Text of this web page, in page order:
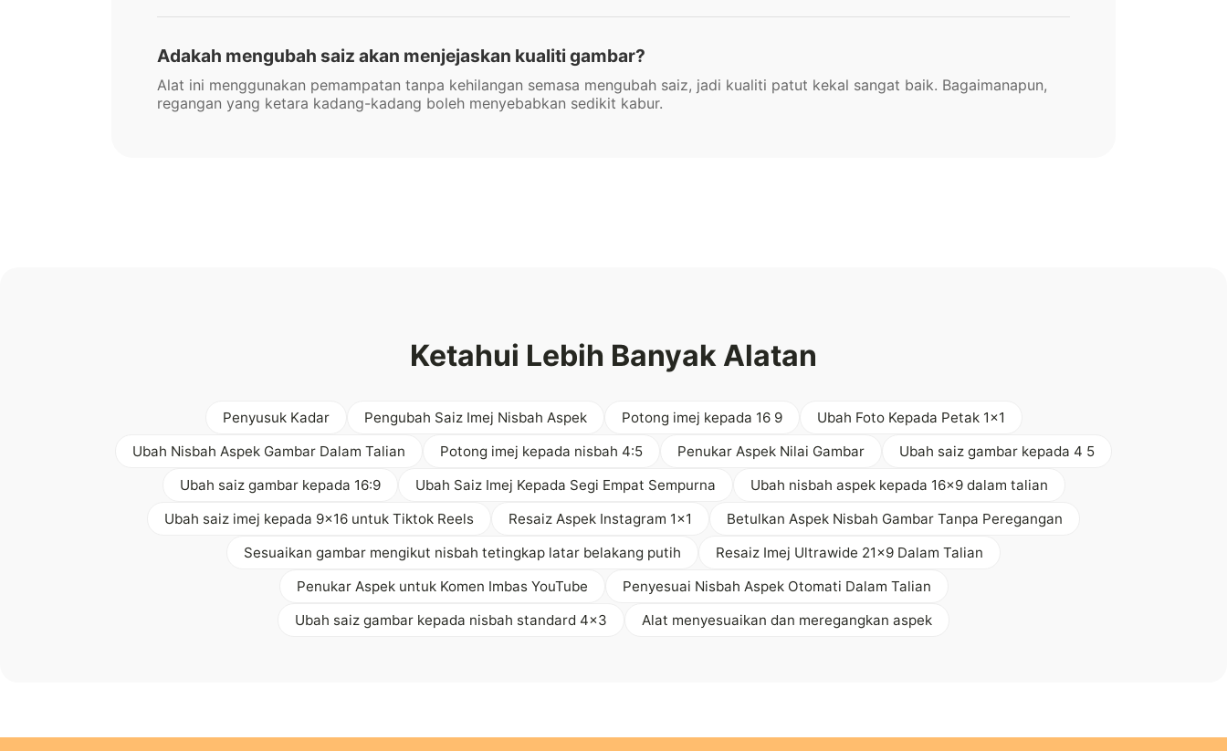
Adakah mengubah saiz akan menjejaskan kualiti gambar?
Alat ini menggunakan pemampatan tanpa kehilangan semasa mengubah saiz, jadi kualiti patut kekal sangat baik. Bagaimanapun,
regangan yang ketara kadang-kadang boleh menyebabkan sedikit kabur.
Ketahui Lebih Banyak Alatan
Penyusuk Kadar Pengubah Saiz Imej Nisbah Aspek Potong imej kepada 16 9
Ubah Foto Kepada Petak 1x1
Ubah Nisbah Aspek Gambar Dalam Talian
Potong imej kepada nisbah 4:5 Penukar Aspek Nilai Gambar
Ubah saiz gambar kepada 4 5
Ubah saiz gambar kepada 16:9
Ubah Saiz Imej Kepada Segi Empat Sempurna
Ubah nisbah aspek kepada 16x9 dalam talian
Ubah saiz imej kepada 9x16 untuk Tiktok Reels
Resaiz Aspek Instagram 1x1
Betulkan Aspek Nisbah Gambar Tanpa Peregangan
Sesuaikan gambar mengikut nisbah tetingkap latar belakang putih
Resaiz Imej Ultrawide 21x9 Dalam Talian
Penukar Aspek untuk Komen Imbas YouTube
Penyesuai Nisbah Aspek Otomati Dalam Talian
Ubah saiz gambar kepada nisbah standard 4x3
Alat menyesuaikan dan meregangkan aspek